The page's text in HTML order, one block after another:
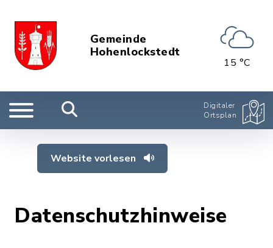
Gemeinde
Hohenlockstedt
15 °C
Digitaler
Ortsplan
Website vorlesen
Datenschutzhinweise